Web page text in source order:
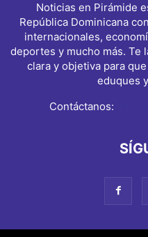
Noticias en Pirámide
República Dominicana
internacionales,
deportes y mucho más. Te
clara y objetiva para
eduques
Contáctanos: